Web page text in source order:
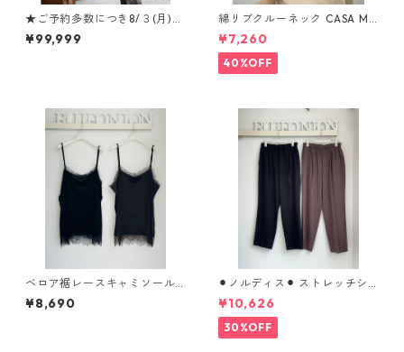
★ご予約多数につき8/３(月)午
前１１時まで延長★ マルゴ
ー 26aw7月展ご予約ご紹
¥99,999
綿リブクルーネック CASA MU
SIK 933603 2602a-047
¥7,260
40%OFF
ベロア裾レースキャミソール 6
52 - 85646 cloche
¥8,690
⚫︎ノルディス⚫︎ ストレッチシ
フォンテーパードパンツ 8026
8310 dignitecollier
¥10,626
30%OFF